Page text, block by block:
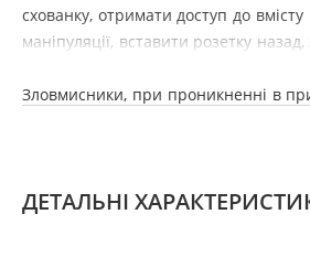
схованку, отримати доступ до вмісту
маніпуляції, вставити розетку
Зловмисники, при проникненні в
вже виявлено.
ДЕТАЛЬНІ